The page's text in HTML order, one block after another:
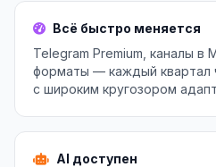
Всё быстро меняется
Telegram Premium, каналы в
форматы — каждый квартал
с широким кругозором
AI доступен